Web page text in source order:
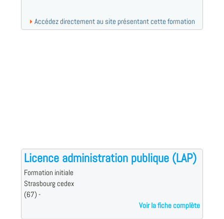
Accédez directement au site présentant cette formation
Licence administration publique (LAP)
Formation initiale
Strasbourg cedex
(67) -
Voir la fiche complète